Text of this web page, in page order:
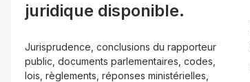
juridique disponible.
Jurisprudence, conclusions du rapporteur
public, documents parlementaires, codes,
lois, règlements, réponses ministérielles,